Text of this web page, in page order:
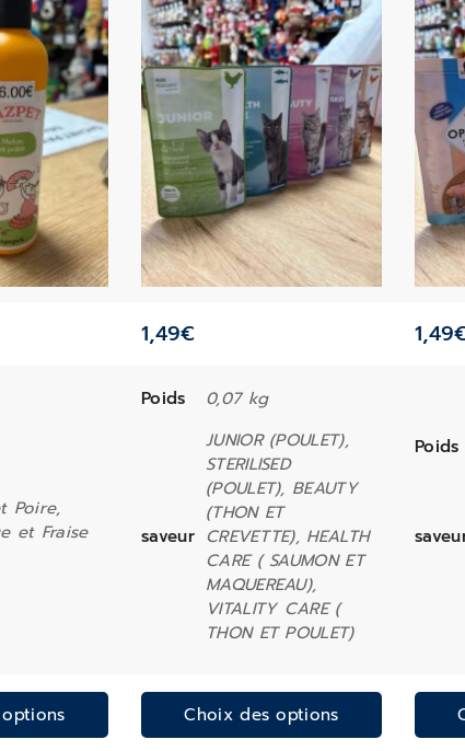
1,49€ 1,49
Poire,
et Fraise
Poids 0,07 kg
saveur
JUNIOR (POULET),
STERILISED
(POULET), BEAUTY
(THON ET
CREVETTE), HEALTH
CARE ( SAUMON ET
MAQUEREAU),
VITALITY CARE (
THON ET POULET)
Poids
Choix des options